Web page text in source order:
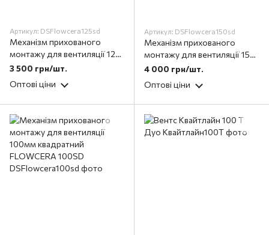
Артикул: DSFlowcera125sd
Механізм прихованого
монтажу для вентиляції 125
мм квадратний FLOWCERA
3 500 грн/шт.
Оптові ціни
Артикул: DSFlowcera150sd
Механізм прихованого
монтажу для вентиляції 150
мм квадратний FLOWCERA
4 000 грн/шт.
Оптові ціни